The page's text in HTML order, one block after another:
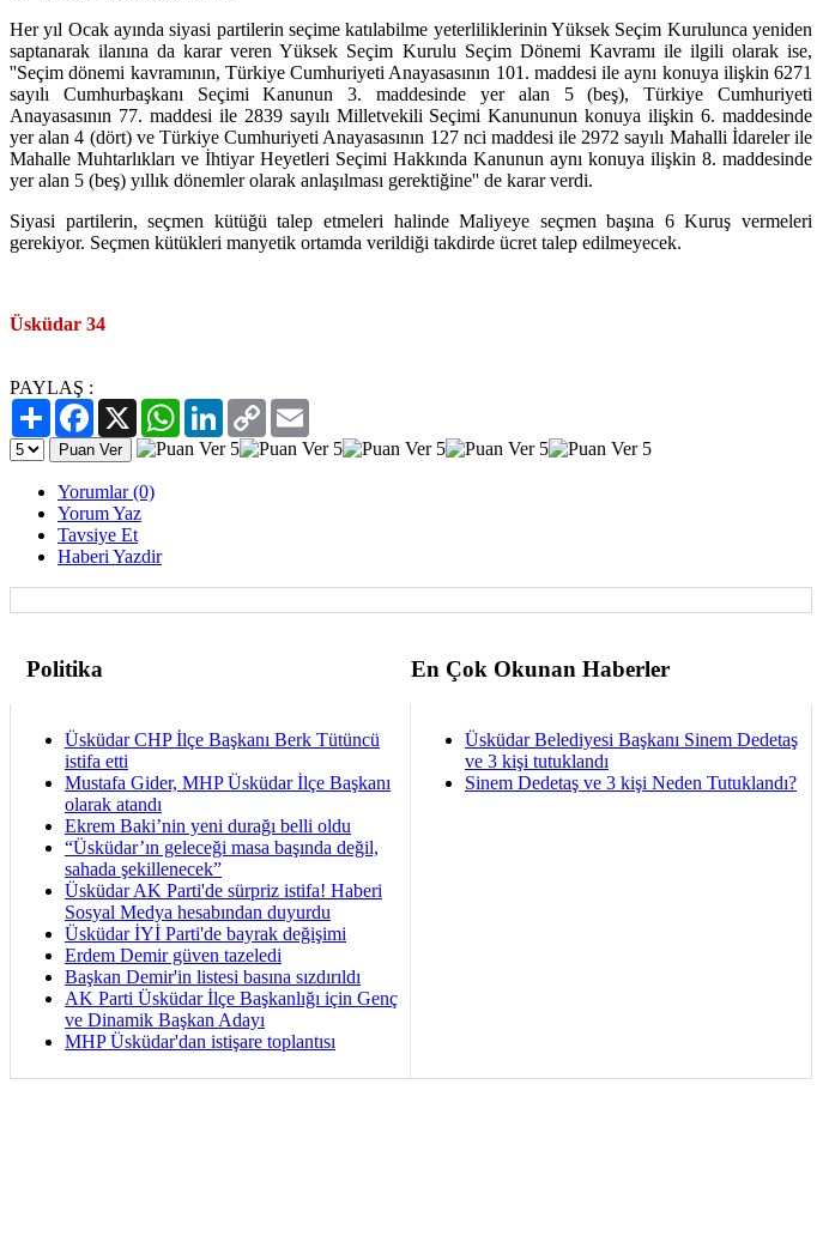
Her yıl Ocak ayında siyasi partilerin seçime katılabilme yeterliliklerinin Yüksek Seçim Kurulunca yeniden
saptanarak ilanına da karar veren Yüksek Seçim Kurulu Seçim Dönemi Kavramı ile ilgili olarak ise,
''Seçim dönemi kavramının, Türkiye Cumhuriyeti Anayasasının 101. maddesi ile aynı konuya ilişkin 6271
sayılı Cumhurbaşkanı Seçimi Kanunun 3. maddesinde yer alan 5 (beş), Türkiye Cumhuriyeti
Anayasasının 77. maddesi ile 2839 sayılı Milletvekili Seçimi Kanununun konuya ilişkin 6. maddesinde
yer alan 4 (dört) ve Türkiye Cumhuriyeti Anayasasının 127 nci maddesi ile 2972 sayılı Mahalli İdareler ile
Mahalle Muhtarlıkları ve İhtiyar Heyetleri Seçimi Hakkında Kanunun aynı konuya ilişkin 8. maddesinde
yer alan 5 (beş) yıllık dönemler olarak anlaşılması gerektiğine'' de karar verdi.
Siyasi partilerin, seçmen kütüğü talep etmeleri halinde Maliyeye seçmen başına 6 Kuruş vermeleri
gerekiyor. Seçmen kütükleri manyetik ortamda verildiği takdirde ücret talep edilmeyecek.
Üsküdar 34
PAYLAŞ :
PaylaşFacebook
X WhatsAppLinkedIn
Copy
Link
Yorumlar (0)
Yorum Yaz
Tavsiye Et
Haberi Yazdir
Politika En Çok Okunan Haberler
Üsküdar CHP İlçe Başkanı Berk Tütüncü
istifa etti
Mustafa Gider, MHP Üsküdar İlçe Başkanı
olarak atandı
Ekrem Baki’nin yeni durağı belli oldu
“Üsküdar’ın geleceği masa başında değil,
sahada şekillenecek”
Üsküdar AK Parti'de sürpriz istifa! Haberi
Sosyal Medya hesabından duyurdu
Üsküdar İYİ Parti'de bayrak değişimi
Erdem Demir güven tazeledi
Başkan Demir'in listesi basına sızdırıldı
AK Parti Üsküdar İlçe Başkanlığı için Genç
ve Dinamik Başkan Adayı
MHP Üsküdar'dan istişare toplantısı
Üsküdar Belediyesi Başkanı Sinem Dedetaş
ve 3 kişi tutuklandı
Sinem Dedetaş ve 3 kişi Neden Tutuklandı?